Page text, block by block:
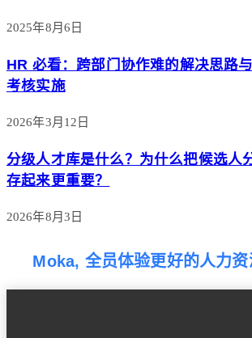
2025年8月6日
HR 必看：跨部门协作难的解决思路
考核实施
2026年3月12日
分级人才库是什么？为什么把候选人
存起来更重要？
2026年8月3日
Moka, 全员体验更好的人力